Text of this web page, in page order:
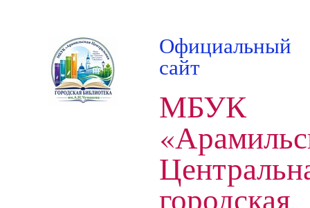
Официальный
сайт
МБУК
городская